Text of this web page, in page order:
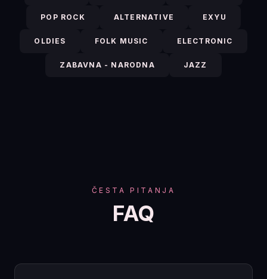
POP ROCK ALTERNATIVE EXYU
OLDIES FOLK MUSIC ELECTRONIC
ZABAVNA - NARODNA JAZZ
ČESTA PITANJA
FAQ